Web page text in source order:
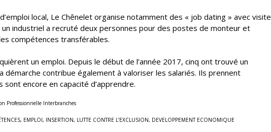
local, Le Chênelet organise notamment des « job dating » avec visite
un industriel a recruté deux personnes pour des postes de monteur et
compétences transférables.
un emploi. Depuis le début de l’année 2017, cinq ont trouvé un
contribue également à valoriser les salariés. Ils prennent
sont encore en capacité d’apprendre.
Professionnelle Interbranches
EMPLOI, INSERTION, LUTTE CONTRE L’EXCLUSION, DEVELOPPEMENT ECONOMIQUE